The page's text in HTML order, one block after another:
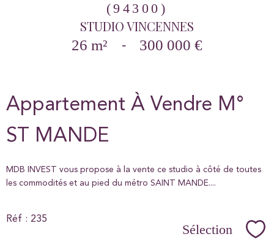
(94300)
STUDIO VINCENNES
26 m²
- 300 000 €
Appartement À Vendre M°
ST MANDE
MDB INVEST vous propose à la vente ce studio à côté de toutes
les commodités et au pied du métro SAINT MANDE....
Réf : 235
Sélection